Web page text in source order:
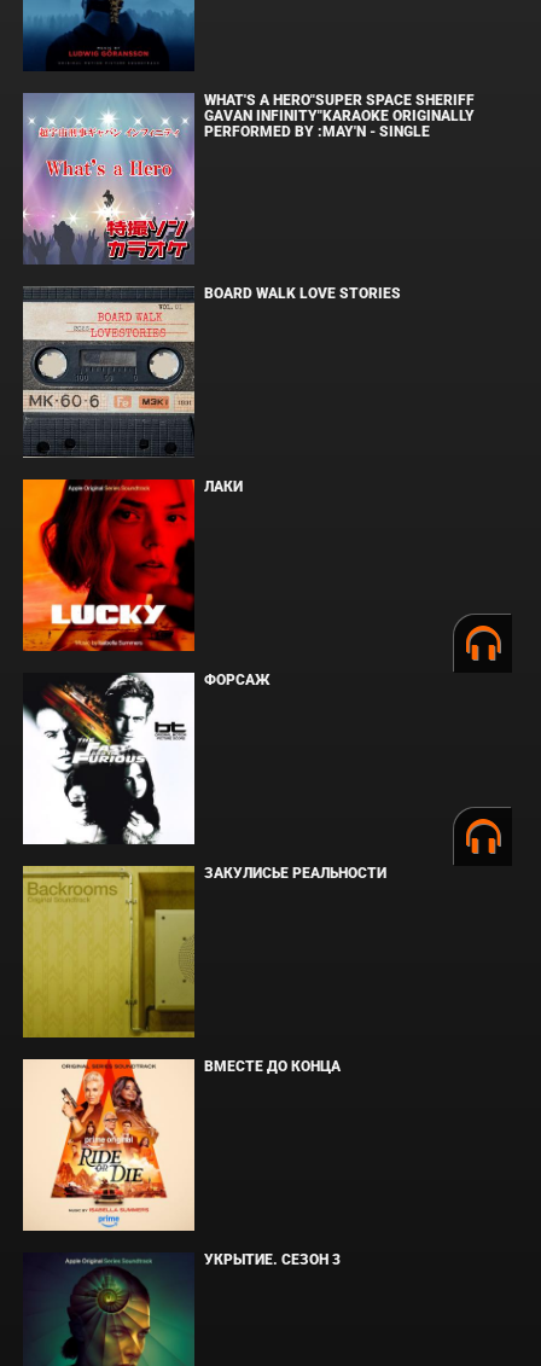
WHAT'S A HERO"SUPER SPACE SHERIFF
GAVAN INFINITY"KARAOKE ORIGINALLY
PERFORMED BY :MAY'N - SINGLE
BOARD WALK LOVE STORIES
ЛАКИ
ФОРСАЖ
ЗАКУЛИСЬЕ РЕАЛЬНОСТИ
ВМЕСТЕ ДО КОНЦА
УКРЫТИЕ. СЕЗОН 3